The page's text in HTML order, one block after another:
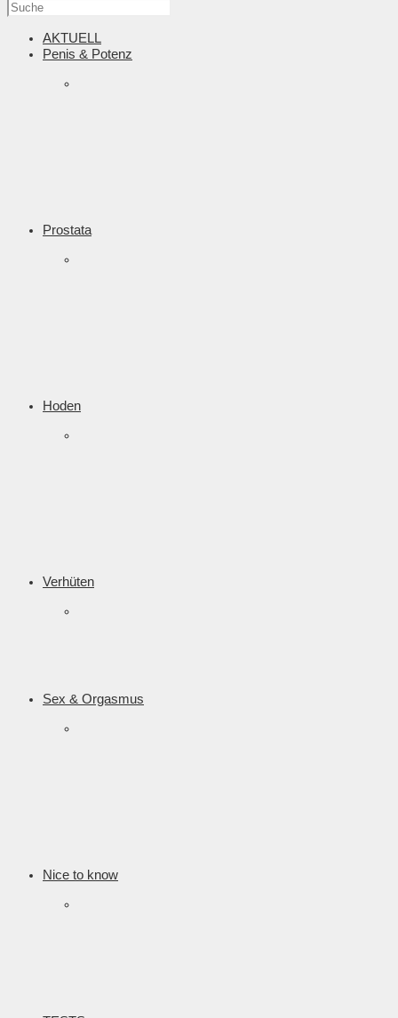
AKTUELL
Penis & Potenz
Prostata
Hoden
Verhüten
Sex & Orgasmus
Nice to know